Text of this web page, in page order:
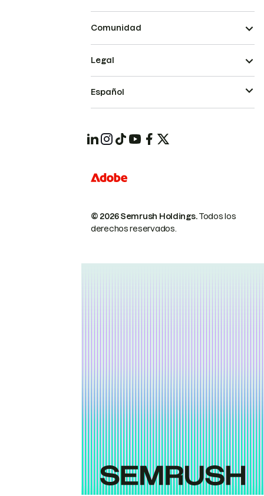
Comunidad
© 2026 Semrush Holdings.Todos los
derechos reservados.
Legal
Español